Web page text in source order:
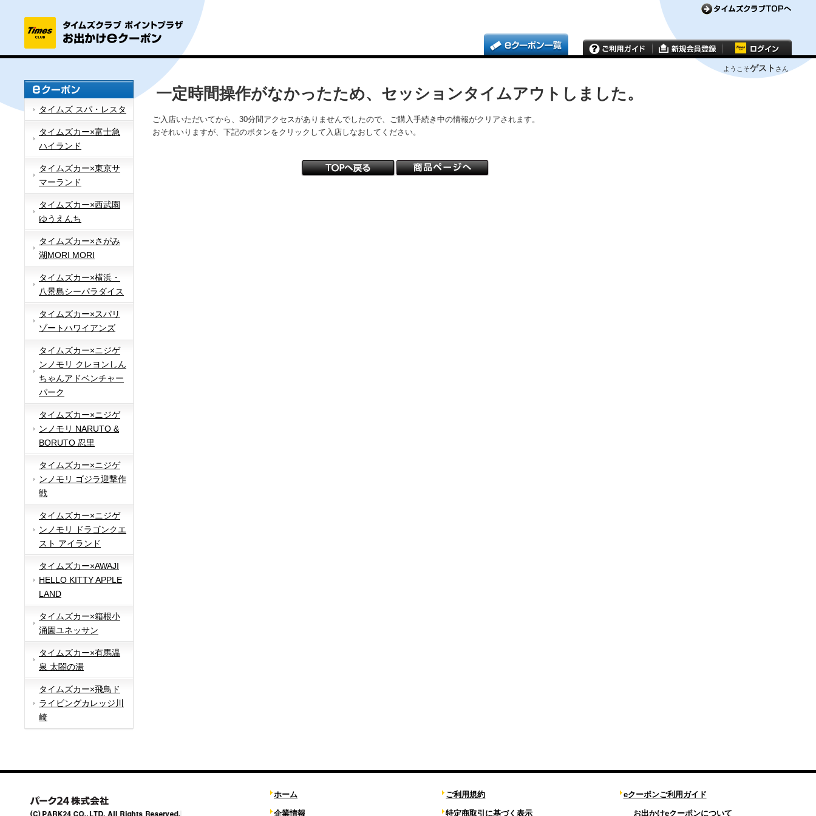
ようこそゲスト さん
タイムズ スパ・レスタ
タイムズカー×富士急
ハイランド
タイムズカー×東京サ
マーランド
タイムズカー×西武園
ゆうえんち
タイムズカー×さがみ
湖MORI MORI
タイムズカー×横浜・
八景島シーパラダイス
タイムズカー×スパリ
ゾートハワイアンズ
タイムズカー×ニジゲ
ンノモリ クレヨンしん
ちゃんアドベンチャー
パーク
タイムズカー×ニジゲ
ンノモリ NARUTO &
BORUTO 忍里
タイムズカー×ニジゲ
ンノモリ ゴジラ迎撃作
戦
タイムズカー×ニジゲ
ンノモリ ドラゴンクエ
スト アイランド
タイムズカー×AWAJI
HELLO KITTY APPLE
LAND
タイムズカー×箱根小
涌園ユネッサン
タイムズカー×有馬温
泉 太閤の湯
タイムズカー×飛鳥ド
ライビングカレッジ川
崎
一定時間操作がなかったため、セッションタイムアウトしました。
ご入店いただいてから、30分間アクセスがありませんでしたので、ご購入手続き中の情報がクリアされます。
おそれいりますが、下記のボタンをクリックして入店しなおしてください。
ホーム
企業情報
ご利用規約
特定商取引に基づく表示
eクーポンご利用ガイド
お出かけeクーポンについて